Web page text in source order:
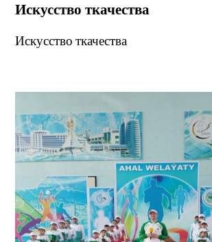
Искусство ткачества
Искусство ткачества